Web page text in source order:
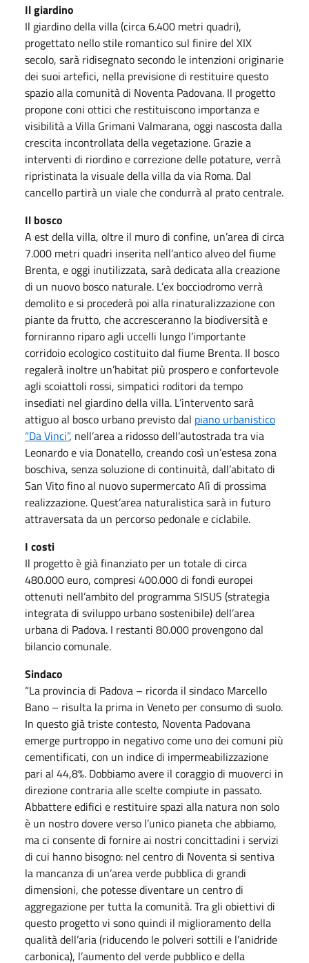
Il giardino
Il giardino della villa (circa 6.400 metri quadri),
progettato nello stile romantico sul finire del XIX
secolo, sarà ridisegnato secondo le intenzioni originarie
dei suoi artefici, nella previsione di restituire questo
spazio alla comunità di Noventa Padovana. Il progetto
propone coni ottici che restituiscono importanza e
visibilità a Villa Grimani Valmarana, oggi nascosta dalla
crescita incontrollata della vegetazione. Grazie a
interventi di riordino e correzione delle potature, verrà
ripristinata la visuale della villa da via Roma. Dal
cancello partirà un viale che condurrà al prato centrale.
Il bosco
A est della villa, oltre il muro di confine, un’area di circa
7.000 metri quadri inserita nell’antico alveo del fiume
Brenta, e oggi inutilizzata, sarà dedicata alla creazione
di un nuovo bosco naturale. L’ex bocciodromo verrà
demolito e si procederà poi alla rinaturalizzazione con
piante da frutto, che accresceranno la biodiversità e
forniranno riparo agli uccelli lungo l’importante
corridoio ecologico costituito dal fiume Brenta. Il bosco
regalerà inoltre un’habitat più prospero e confortevole
agli scoiattoli rossi, simpatici roditori da tempo
insediati nel giardino della villa. L’intervento sarà
attiguo al bosco urbano previsto dal piano urbanistico
“Da Vinci”, nell’area a ridosso dell’autostrada tra via
Leonardo e via Donatello, creando così un’estesa zona
boschiva, senza soluzione di continuità, dall’abitato di
San Vito fino al nuovo supermercato Alì di prossima
realizzazione. Quest’area naturalistica sarà in futuro
attraversata da un percorso pedonale e ciclabile.
I costi
Il progetto è già finanziato per un totale di circa
480.000 euro, compresi 400.000 di fondi europei
ottenuti nell’ambito del programma SISUS (strategia
integrata di sviluppo urbano sostenibile) dell’area
urbana di Padova. I restanti 80.000 provengono dal
bilancio comunale.
Sindaco
“La provincia di Padova – ricorda il sindaco Marcello
Bano – risulta la prima in Veneto per consumo di suolo.
In questo già triste contesto, Noventa Padovana
emerge purtroppo in negativo come uno dei comuni più
cementificati, con un indice di impermeabilizzazione
pari al 44,8%. Dobbiamo avere il coraggio di muoverci in
direzione contraria alle scelte compiute in passato.
Abbattere edifici e restituire spazi alla natura non solo
è un nostro dovere verso l’unico pianeta che abbiamo,
ma ci consente di fornire ai nostri concittadini i servizi
di cui hanno bisogno: nel centro di Noventa si sentiva
la mancanza di un’area verde pubblica di grandi
dimensioni, che potesse diventare un centro di
aggregazione per tutta la comunità. Tra gli obiettivi di
questo progetto vi sono quindi il miglioramento della
qualità dell’aria (riducendo le polveri sottili e l’anidride
carbonica), l’aumento del verde pubblico e della